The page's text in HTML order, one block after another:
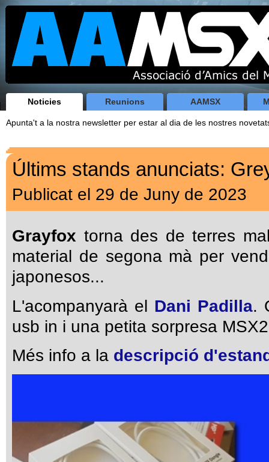
Noticies Reunions AAMSX
Apunta't a la nostra newsletter per estar al dia de les nostres
Últims stands anunciats:
Publicat el 29 de Juny de 2023
Grayfox torna des de terres
material de segona mà per
japonesos...
L'acompanyarà el Dani Padilla.
usb in i una petita sorpresa
Més info a la descripció